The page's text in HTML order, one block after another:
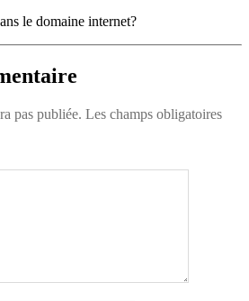
le domaine internet?
pas publiée. Les champs obligatoires